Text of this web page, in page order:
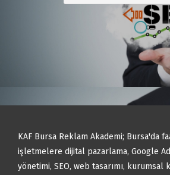
KAF Bursa Reklam Akademi; Bursa'da
işletmelere dijital pazarlama, Google
yönetimi, SEO, web tasarımı, kurumsal